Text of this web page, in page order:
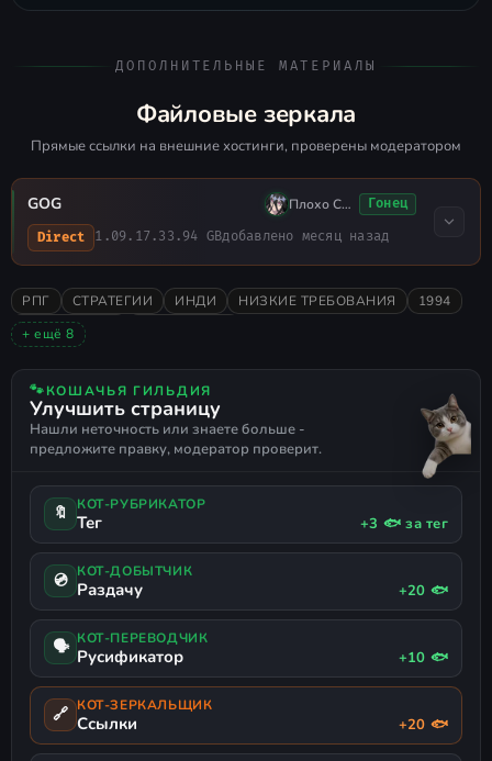
ДОПОЛНИТЕЛЬНЫЕ МАТЕРИАЛЫ
Файловые зеркала
Прямые ссылки на внешние хостинги, проверены модератором
GOG Плохо Спал Гонец
Direct 1.09.17.3 3.94 GBдобавлено месяц назад
РПГ СТРАТЕГИИ ИНДИ НИЗКИЕ ТРЕБОВАНИЯ
1994
ПОШАГОВАЯ
ПОШАГОВАЯ ТАКТИКА
ТАКТИЧЕСКАЯ RPG
СТРАТЕГИЧЕСКАЯ RPG
+ ещё 8
🐾КОШАЧЬЯ ГИЛЬДИЯ
Улучшить страницу
Нашли неточность или знаете больше -
предложите правку, модератор проверит.
🔖 КОТ-РУБРИКАТОР
Тег +3 🐟 за тег
💿 КОТ-ДОБЫТЧИК
Раздачу +20 🐟
🗣 КОТ-ПЕРЕВОДЧИК
Русификатор +10 🐟
🔗 КОТ-ЗЕРКАЛЬЩИК
Ссылки +20 🐟